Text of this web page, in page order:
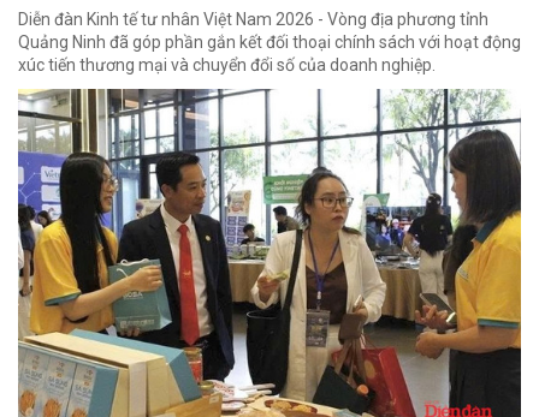
Diễn đàn Kinh tế tư nhân Việt Nam 2026 - Vòng địa phương tỉnh
Quảng Ninh đã góp phần gắn kết đối thoại chính sách với hoạt động
xúc tiến thương mại và chuyển đổi số của doanh nghiệp.